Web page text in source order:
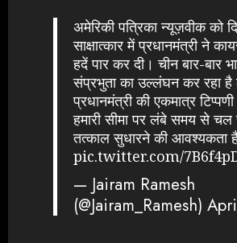
अमेरिकी पत्रिका न्यूज़वीक को
साक्षात्कार में प्रधानमंत्री ने
हदें पार कर दी। चीन बार-बार
संप्रभुता का उल्लंघन कर रहा
प्रधानमंत्री की एकमात्र
हमारी सीमा पर लंबे समय से चल
तत्काल सुधारने की आवश्यकता
pic.twitter.com/
— Jairam Ramesh
(@Jairam_Ramesh)